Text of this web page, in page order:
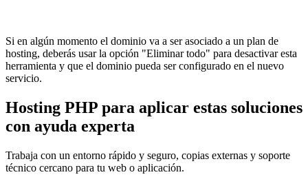
Si en algún momento el dominio va a ser asociado a un plan de
hosting, deberás usar la opción "Eliminar todo" para desactivar esta
herramienta y que el dominio pueda ser configurado en el nuevo
servicio.
Hosting PHP para aplicar estas soluciones
con ayuda experta
Trabaja con un entorno rápido y seguro, copias externas y soporte
técnico cercano para tu web o aplicación.